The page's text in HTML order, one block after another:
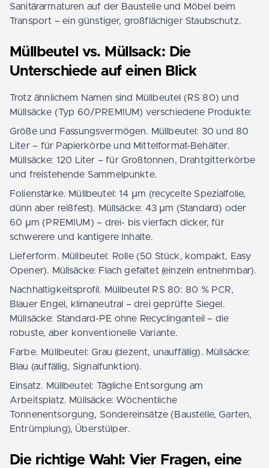
Sanitärarmaturen auf der Baustelle und Möbel beim
Transport – ein günstiger, großflächiger Staubschutz.
Müllbeutel vs. Müllsack: Die
Unterschiede auf einen Blick
Trotz ähnlichem Namen sind Müllbeutel (RS 80) und
Müllsäcke (Typ 60/PREMIUM) verschiedene Produkte:
Größe und Fassungsvermögen. Müllbeutel: 30 und 80
Liter – für Papierkörbe und Mittelformat-Behälter.
Müllsäcke: 120 Liter – für Großtonnen, Drahtgitterkörbe
und freistehende Sammelpunkte.
Folienstärke. Müllbeutel: 14 µm (recycelte Spezialfolie,
dünn aber reißfest). Müllsäcke: 43 µm (Standard) oder
60 µm (PREMIUM) – drei- bis vierfach dicker, für
schwerere und kantigere Inhalte.
Lieferform. Müllbeutel: Rolle (50 Stück, kompakt, Easy
Opener). Müllsäcke: Flach gefaltet (einzeln entnehmbar).
Nachhaltigkeitsprofil. Müllbeutel RS 80: 80 % PCR,
Blauer Engel, klimaneutral – drei geprüfte Siegel.
Müllsäcke: Standard-PE ohne Recyclinganteil – die
robuste, aber konventionelle Variante.
Farbe. Müllbeutel: Grau (dezent, unauffällig). Müllsäcke:
Blau (auffällig, Signalfunktion).
Einsatz. Müllbeutel: Tägliche Entsorgung am
Arbeitsplatz. Müllsäcke: Wöchentliche
Tonnenentsorgung, Sondereinsätze (Baustelle, Garten,
Entrümplung), Überstülper.
Die richtige Wahl: Vier Fragen, eine